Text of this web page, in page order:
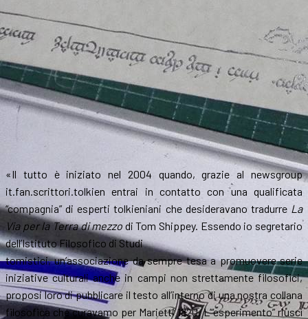
«Il tutto è iniziato nel 2004 quando, grazie al newsgroup
it.fan.scrittori.tolkien entrai in contatto con una qualificata
“compagnia” di esperti tolkieniani che desideravano tradurre La
Via per la Terra di mezzo di Tom Shippey. Essendo io segretario
dell’Istituto Filosofico di Studi
tomistici, un’associazione da sempre tesa a promuovere serie
iniziative culturali anche in campi non strettamente filosofici,
proposi loro di pubblicare il testo all’interno di una nostra collana
filosofica che curavamo per Marietti 1820. L’“esperimento” riuscì